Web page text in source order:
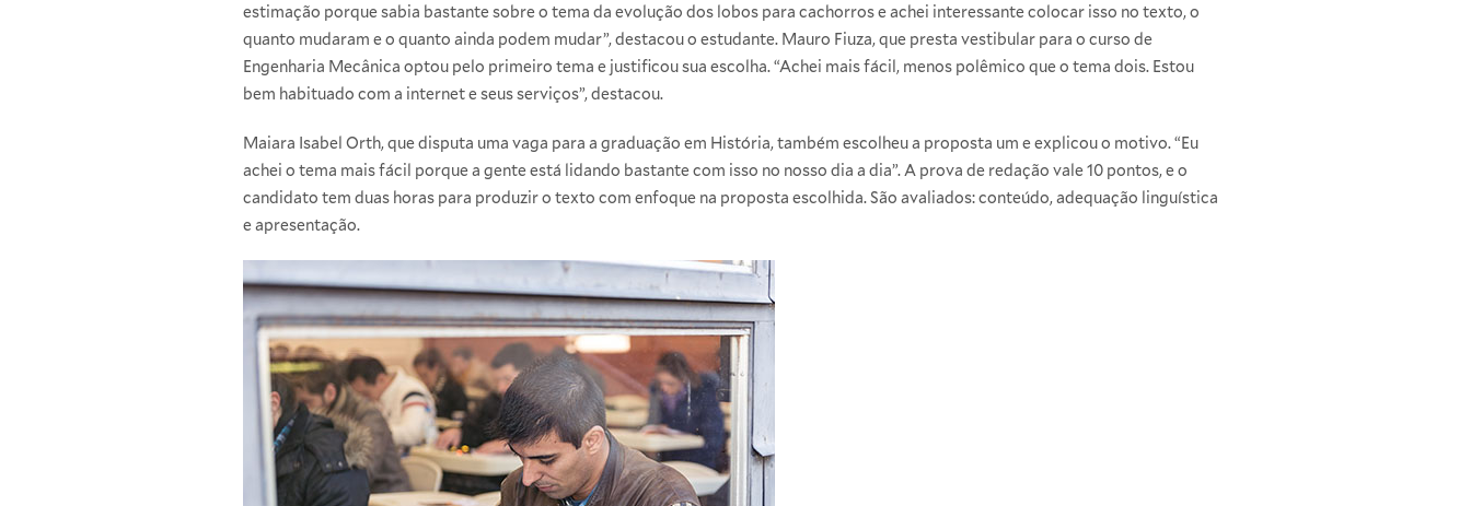
estimação porque sabia bastante sobre o tema da evolução dos lobos para cachorros e achei interessante colocar isso no texto, o
quanto mudaram e o quanto ainda podem mudar”, destacou o estudante. Mauro Fiuza, que presta vestibular para o curso de
Engenharia Mecânica optou pelo primeiro tema e justificou sua escolha. “Achei mais fácil, menos polêmico que o tema dois. Estou
bem habituado com a internet e seus serviços”, destacou.
Maiara Isabel Orth, que disputa uma vaga para a graduação em História, também escolheu a proposta um e explicou o motivo. “Eu
achei o tema mais fácil porque a gente está lidando bastante com isso no nosso dia a dia”. A prova de redação vale 10 pontos, e o
candidato tem duas horas para produzir o texto com enfoque na proposta escolhida. São avaliados: conteúdo, adequação linguística
e apresentação.